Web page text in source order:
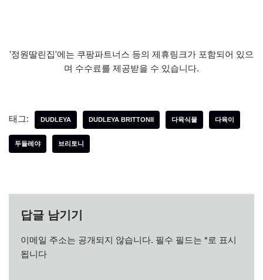
'정원딸린집'에는 쿠팡파트너스 등의 제휴링크가 포함되어 있으
며 수수료를 제공받을 수 있습니다.
태그: DUDLEYA DUDLEYA BRITTONII 다육식물 다육이
두들레야 브리토니
답글 남기기
이메일 주소는 공개되지 않습니다. 필수 필드는 *로 표시
됩니다